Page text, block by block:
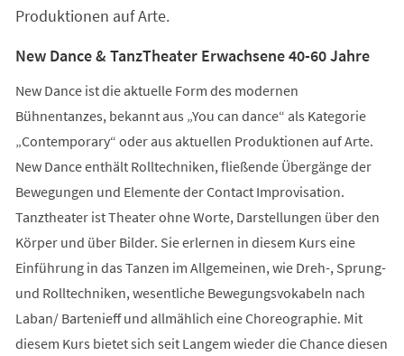
Produktionen auf Arte.
New Dance & TanzTheater Erwachsene 40-60 Jahre
New Dance ist die aktuelle Form des modernen
Bühnentanzes, bekannt aus „You can dance“ als Kategorie
„Contemporary“ oder aus aktuellen Produktionen auf Arte.
New Dance enthält Rolltechniken, fließende Übergänge der
Bewegungen und Elemente der Contact Improvisation.
Tanztheater ist Theater ohne Worte, Darstellungen über den
Körper und über Bilder. Sie erlernen in diesem Kurs eine
Einführung in das Tanzen im Allgemeinen, wie Dreh-, Sprung-
und Rolltechniken, wesentliche Bewegungsvokabeln nach
Laban/ Bartenieff und allmählich eine Choreographie. Mit
diesem Kurs bietet sich seit Langem wieder die Chance diesen